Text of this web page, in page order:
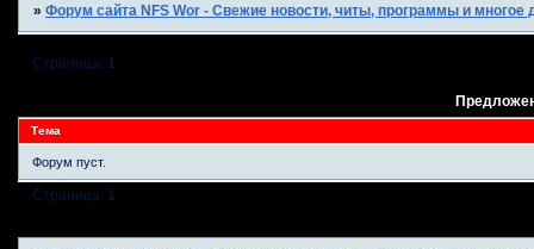
»Форум сайта NFS Wor - Свежие новости, читы, программы и многое
Страница: 1
Тема
Форум пуст.
Страница: 1